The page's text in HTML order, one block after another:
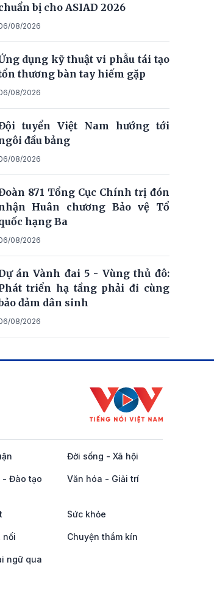
bị cho ASIAD 2026
08/2026
dụng kỹ thuật vi phẫu tái tạo
thương bàn tay hiếm gặp
08/2026
tuyển Việt Nam hướng tới
đầu bảng
08/2026
871 Tổng Cục Chính trị đón
Huân chương Bảo vệ Tổ
hạng Ba
08/2026
án Vành đai 5 - Vùng thủ đô:
triển hạ tầng phải đi cùng
đảm dân sinh
08/2026
Đời sống - Xã hội
- Đào tạo Văn hóa - Giải trí
Sức khỏe
nối Chuyện thầm kín
ngữ qua